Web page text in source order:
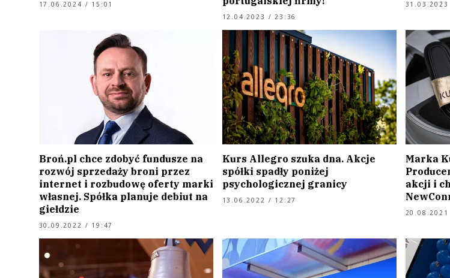
17.06.2024 / 15:01
12.04.2023 / 23:36
Broń.pl chce zdobyć fundusze na
rozwój sprzedaży broni przez
internet i rozbudowę oferty marki
własnej. Spółka planuje debiut na
giełdzie
30.09.2022 / 19:47
Kurs Allegro szuka dna. Akcje
spółki spadły poniżej
psychologicznej granicy
13.06.2022 / 12:27
Marka
akcji i